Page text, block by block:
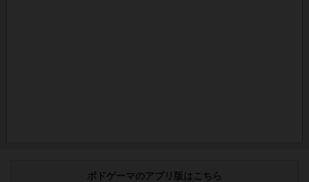
ボドゲーマのアプリ版はこちら